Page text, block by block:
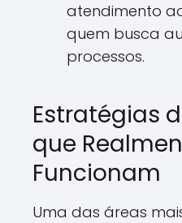
atendimento
quem busca
processos.
Estratégias
que
Funcionam
Uma das áreas